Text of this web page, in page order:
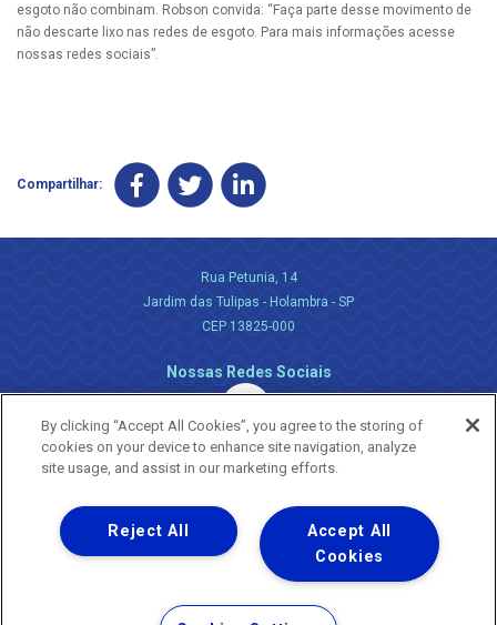
esgoto não combinam. Robson convida: “Faça parte desse movimento de
não descarte lixo nas redes de esgoto. Para mais informações acesse
nossas redes sociais”.
Compartilhar:
Rua Petunia, 14
Jardim das Tulipas - Holambra - SP
CEP 13825-000
Nossas Redes Sociais
Uma empresa
Copyright ® 2026 - Todos os Direitos Reservados.
Nossa natureza movimenta a vida
Termos Gerais de Uso de Sites e Aplicativos
By clicking “Accept All Cookies”, you agree to the storing of
cookies on your device to enhance site navigation, analyze
site usage, and assist in our marketing efforts.
Accept All
Cookies
Reject All